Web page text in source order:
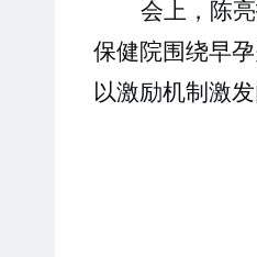
会上，陈亮
保健院围绕早
以激励机制激